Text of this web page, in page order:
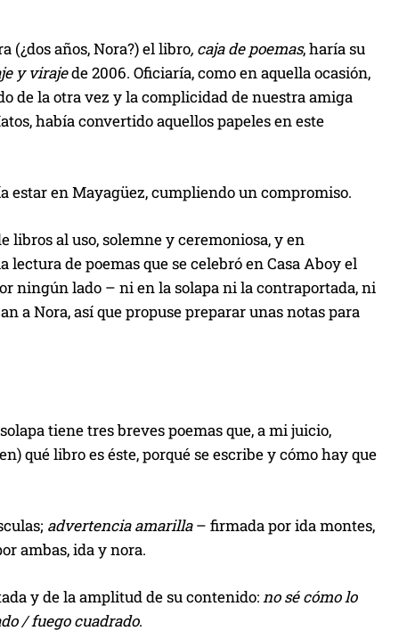
(¿dos años, Nora?) el libro, caja de poemas, haría su
y virajede 2006. Oficiaría, como en aquella ocasión,
de la otra vez y la complicidad de nuestra amiga
había convertido aquellos papeles en este
estar en Mayagüez, cumpliendo un compromiso.
libros al uso, solemne y ceremoniosa, y en
de poemas que se celebró en Casa Aboy el
ningún lado – ni en la solapa ni la contraportada, ni
a Nora, así que propuse preparar unas notas para
tiene tres breves poemas que, a mi juicio,
qué libro es éste, porqué se escribe y cómo hay que
advertencia amarilla– firmada por ida montes,
ambas, ida y nora.
y de la amplitud de su contenido: no sé cómo lo
/ fuego cuadrado.